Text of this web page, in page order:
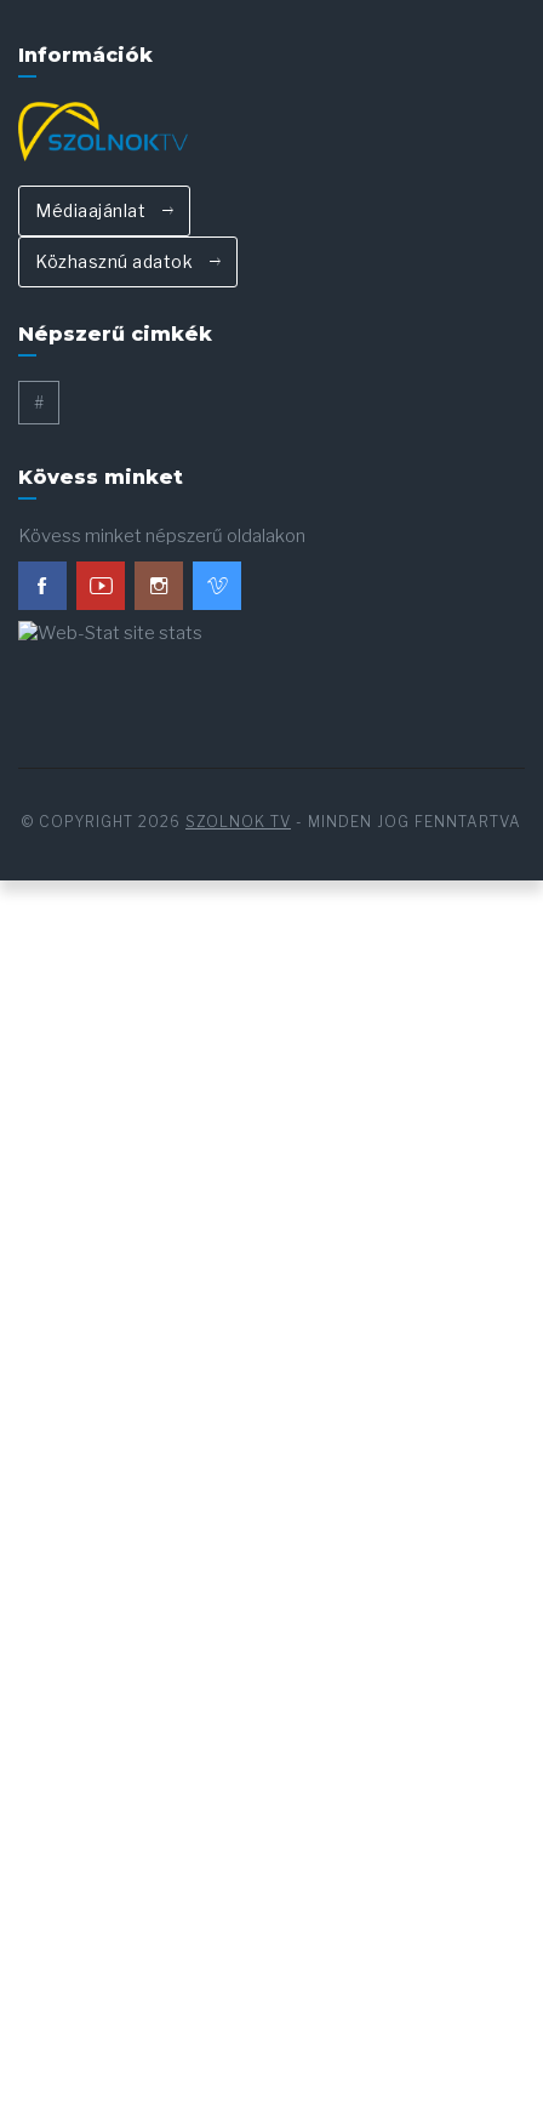
Információk
Médiaajánlat
Közhasznú adatok
Népszerű cimkék
#
Kövess minket
Kövess minket népszerű oldalakon
© COPYRIGHT 2026 SZOLNOK TV - MINDEN JOG FENNTARTVA